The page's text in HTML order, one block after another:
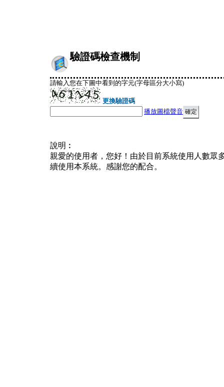
驗證碼檢查機制
請輸入您在下圖中看到的字元(字母區分大小寫)
更換驗證碼
播放圖檔聲音
說明︰
親愛的使用者，您好！由於目前系統使用人數眾
續使用本系統。感謝您的配合。